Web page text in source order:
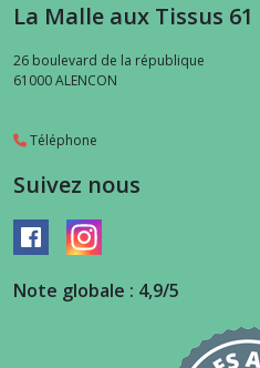
La Malle aux Tissus 61
26 boulevard de la république
61000ALENCON
Téléphone
Suivez nous
Note globale : 4,9/5